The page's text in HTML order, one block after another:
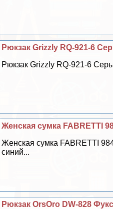
Рюкзак Grizzly RQ-921-6
Рюкзак Grizzly RQ-921-6
Женская сумка FABRETTI
Женская сумка FABRETTI
синий...
Рюкзак OrsOro DW-828